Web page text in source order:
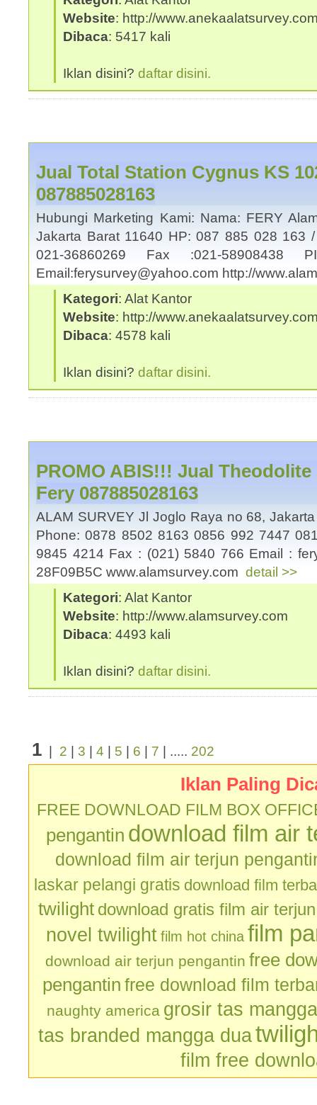
Website: http://
Dibaca: 5417 kali
Iklan disini? daftar disini.
Jual Total Station Cygnus KS
087885028163
Hubungi Marketing Kami: Nama: FERY
Jakarta Barat 11640 HP: 087 885 028 163
021-36860269 Fax :021-
Email:ferysurvey@yahoo.com http://
Kategori: Alat Kantor
Website: http://
Dibaca: 4578 kali
Iklan disini? daftar disini.
PROMO ABIS!!! Jual Theodolite
Fery 087885028163
ALAM SURVEY Jl Joglo Raya no 68,
Phone: 0878 8502 8163 0856 992 7447
9845 4214 Fax : (021) 5840 766 Email :
28F09B5C www.alamsurvey.com detail >>
Kategori: Alat Kantor
Website: http://www.alamsurvey.com
Dibaca: 4493 kali
Iklan disini? daftar disini.
1 2 3 4 5 6 7 | ..... 202
Iklan Paling
FREE DOWNLOAD FILM BOX
pengantin download film air
download film air terjun
laskar pelangi gratis download film
twilight download gratis film air
novel twilight film hot china film
download air terjun pengantin free
pengantin free download film
naughty america grosir tas
tas branded mangga dua
film free